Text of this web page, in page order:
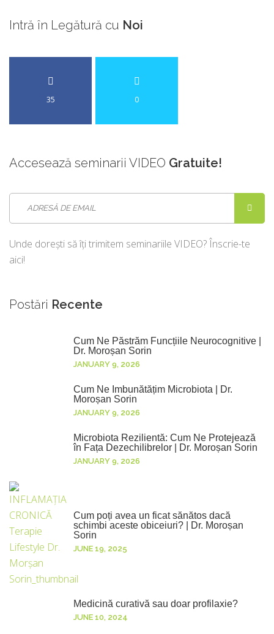
Intră în Legătură cu Noi
35 0
Accesează seminarii VIDEO Gratuite!
Unde dorești să îți trimitem seminariile VIDEO? Înscrie-te
aici!
Postări Recente
Cum Ne Păstrăm Funcțiile Neurocognitive |
Dr. Moroșan Sorin
JANUARY 9, 2026
Cum Ne Îmbunătățim Microbiota | Dr.
Moroșan Sorin
JANUARY 9, 2026
Microbiota Rezilientă: Cum Ne Protejează
în Fața Dezechilibrelor | Dr. Moroșan Sorin
JANUARY 9, 2026
Cum poți avea un ficat sănătos dacă
schimbi aceste obiceiuri? | Dr. Moroșan
Sorin
JUNE 19, 2025
Medicină curativă sau doar profilaxie?
JUNE 10, 2024